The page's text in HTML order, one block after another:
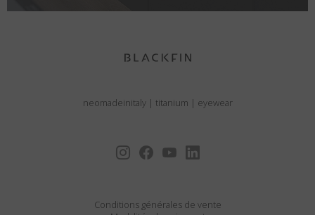
neomadeinitaly | titanium | eyewear
Conditions générales de vente